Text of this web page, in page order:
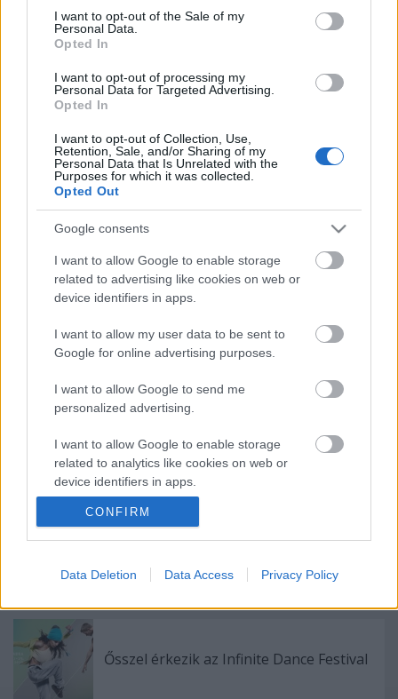
consent section.
I want to opt-out of the Sale of my
Personal Data.
Opted In
I want to opt-out of processing my
Personal Data for Targeted Advertising.
Opted In
I want to opt-out of Collection, Use,
Retention, Sale, and/or Sharing of my
Personal Data that Is Unrelated with the
Purposes for which it was collected.
Opted Out
Google consents
I want to allow Google to enable storage
related to advertising like cookies on web or
device identifiers in apps.
I want to allow my user data to be sent to
Google for online advertising purposes.
I want to allow Google to send me
personalized advertising.
I want to allow Google to enable storage
related to analytics like cookies on web or
device identifiers in apps.
I want to allow Google to enable storage
I want to allow Google to enable storage
I want to allow Google to enable storage
related to security, including authentication
functionality and fraud prevention, and other
user protection.
CONFIRM
Data Deletion Data Access Privacy Policy
csaphatnak a tenyerünkbe vagy
foghatják menekülőre a dolgot - tetszés
szerint. Szeptemberi kezdésünk miatt a csapni
vágyók sokat ne késlekedjenek.
Próbák: keddenként 18-21-ig
Honlapunk:www.orszagut.comze.com
Jelentkezés:orszagut.tarsulat@gmail.com
Ajánlott bejegyzések:
Indul az e-Trafó online programsorozat
Színház érzékenyítő fesztiválja
Ősszel érkezik az Infinite Dance Festival